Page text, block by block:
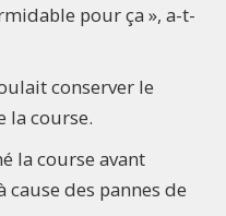
pour ça », a-t-
conserver le
la course.
la course avant
cause des pannes de